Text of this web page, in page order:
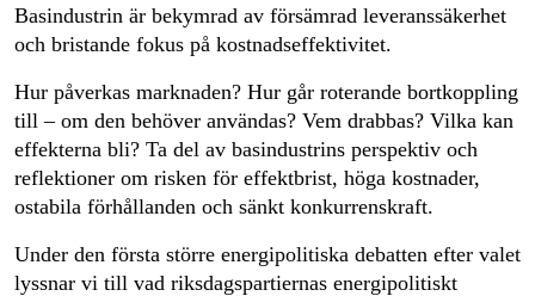
Basindustrin är bekymrad av försämrad leveranssäkerhet
och bristande fokus på kostnadseffektivitet.
Hur påverkas marknaden? Hur går roterande bortkoppling
till – om den behöver användas? Vem drabbas? Vilka kan
effekterna bli? Ta del av basindustrins perspektiv och
reflektioner om risken för effektbrist, höga kostnader,
ostabila förhållanden och sänkt konkurrenskraft.
Under den första större energipolitiska debatten efter valet
lyssnar vi till vad riksdagspartiernas energipolitiskt